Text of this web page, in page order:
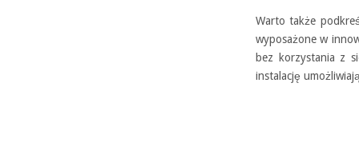
Warto także
wyposażone w
bez korzystania z
instalację